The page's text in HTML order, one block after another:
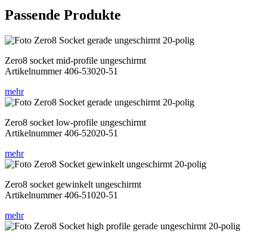
Passende Produkte
Zero8 socket mid-profile ungeschirmt
Artikelnummer 406-53020-51
mehr
Zero8 socket low-profile ungeschirmt
Artikelnummer 406-52020-51
mehr
Zero8 socket gewinkelt ungeschirmt
Artikelnummer 406-51020-51
mehr